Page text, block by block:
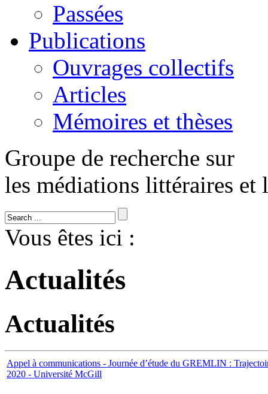
Passées
Publications
Ouvrages collectifs
Articles
Mémoires et thèses
Groupe de recherche sur
les médiations littéraires et
Vous êtes ici :
Actualités
Actualités
Appel à communications - Journée d’étude du GREMLIN :
2020 - Université McGill